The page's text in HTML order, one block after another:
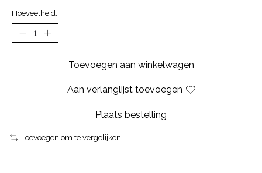
Hoeveelheid:
Toevoegen aan winkelwagen
Aan verlanglijst toevoegen
Plaats bestelling
Toevoegen om te vergelijken